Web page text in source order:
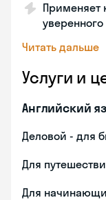
Применяет
Читать дальше
Услуги и
Английский
Деловой - для
Для
Для